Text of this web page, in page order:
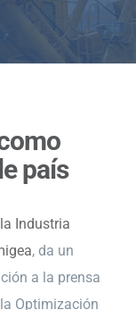
país
Industria
, da un
a la prensa
Optimización